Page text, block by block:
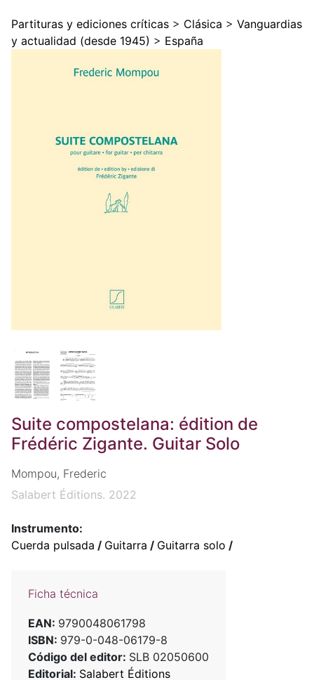
Partituras y ediciones críticas > Clásica > Vanguardias
y actualidad (desde 1945) > España
Suite compostelana: édition de
Frédéric Zigante. Guitar Solo
Mompou, Frederic
Salabert Éditions. 2022
Instrumento:
Cuerda pulsada / Guitarra / Guitarra solo /
Ficha técnica
EAN: 9790048061798
ISBN: 979-0-048-06179-8
Código del editor: SLB 02050600
Editorial: Salabert Éditions